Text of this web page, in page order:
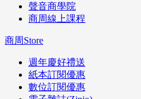
聲音商學院
商周線上課程
商周Store
週年慶好禮送
紙本訂閱優惠
數位訂閱優惠